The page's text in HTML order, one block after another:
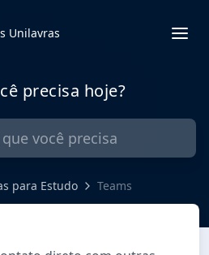
Unilavras
precisa hoje?
para Estudo Teams